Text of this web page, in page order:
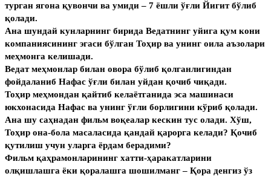
турган ягона қувончи ва умиди – 7 ёшли ўғли Йигит бўлиб
қолади.
Ана шундай кунларнинг бирида Ведатнинг уйига қум кони
компаниясининг эгаси бўлган Тоҳир ва унинг оила аъзолари
меҳмонга келишади.
Ведат меҳмонлар билан овора бўлиб қолганлигиндан
фойдаланиб Нафас ўғли билан уйдан қочиб чиқади.
Тоҳир меҳмондан қайтиб келаётганида эса машинаси
юкхонасида Нафас ва унинг ўғли борлигини кўриб қолади.
Ана шу саҳнадан фильм воқеалар кескин тус олади. Хўш,
Тоҳир она-бола масаласида қандай қарорга келади? Қочиб
қутилиш учун уларга ёрдам берадими?
Фильм қаҳрамонларининг хатти-ҳаракатларини
олқишлашга ёки қоралашга шошилманг – Қора денгиз ўз